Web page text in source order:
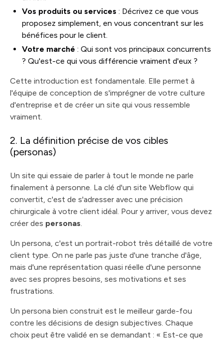
Vos produits ou services : Décrivez ce que vous
proposez simplement, en vous concentrant sur les
bénéfices pour le client.
Votre marché : Qui sont vos principaux concurrents
? Qu'est-ce qui vous différencie vraiment d'eux ?
Cette introduction est fondamentale. Elle permet à
l'équipe de conception de s'imprégner de votre culture
d'entreprise et de créer un site qui vous ressemble
vraiment.
2. La définition précise de vos cibles
(personas)
Un site qui essaie de parler à tout le monde ne parle
finalement à personne. La clé d'un site Webflow qui
convertit, c'est de s'adresser avec une précision
chirurgicale à votre client idéal. Pour y arriver, vous devez
créer des personas.
Un persona, c'est un portrait-robot très détaillé de votre
client type. On ne parle pas juste d'une tranche d'âge,
mais d'une représentation quasi réelle d'une personne
avec ses propres besoins, ses motivations et ses
frustrations.
Un persona bien construit est le meilleur garde-fou
contre les décisions de design subjectives. Chaque
choix peut être validé en se demandant : « Est-ce que